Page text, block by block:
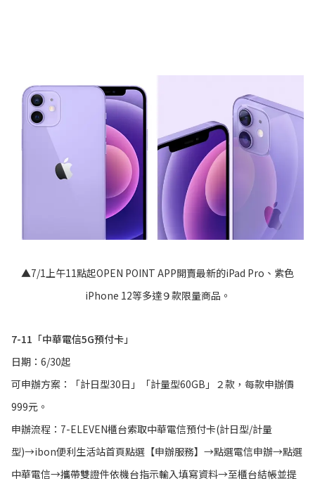
▲7/1上午11點起OPEN POINT APP開賣最新的iPad Pro、紫色
iPhone 12等多達９款限量商品。
7-11「中華電信5G預付卡」
日期：6/30起
可申辦方案：「計日型30日」「計量型60GB」２款，每款申辦價
999元。
申辦流程：7-ELEVEN櫃台索取中華電信預付卡(計日型/計量
型)→ibon便利生活站首頁點選【申辦服務】→點選電信申辦→點選
中華電信→攜帶雙證件依機台指示輸入填寫資料→至櫃台結帳並提